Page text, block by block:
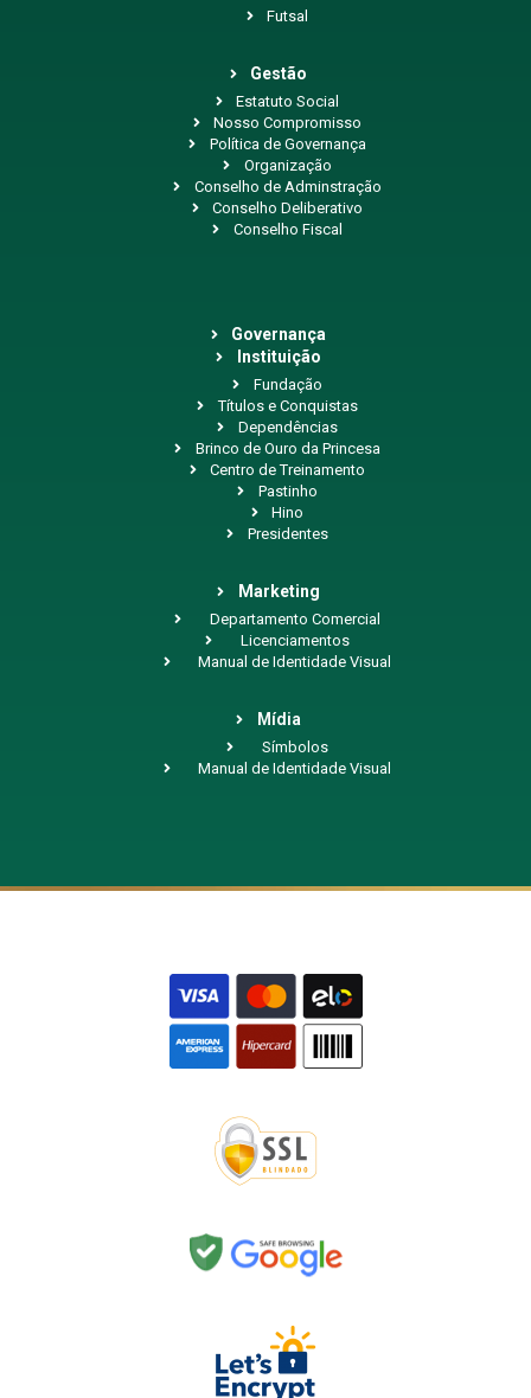
Futsal
Gestão
Estatuto Social
Nosso Compromisso
Política de Governança
Organização
Conselho de Adminstração
Conselho Deliberativo
Conselho Fiscal
Governança
Instituição
Fundação
Títulos e Conquistas
Dependências
Brinco de Ouro da Princesa
Centro de Treinamento
Pastinho
Hino
Presidentes
Marketing
Departamento Comercial
Licenciamentos
Manual de Identidade Visual
Mídia
Símbolos
Manual de Identidade Visual